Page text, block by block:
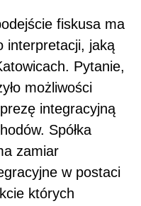
fiskusa ma
interpretacji, jaką
Pytanie,
możliwości
integracyjną
Spółka
zamiar
w postaci
których